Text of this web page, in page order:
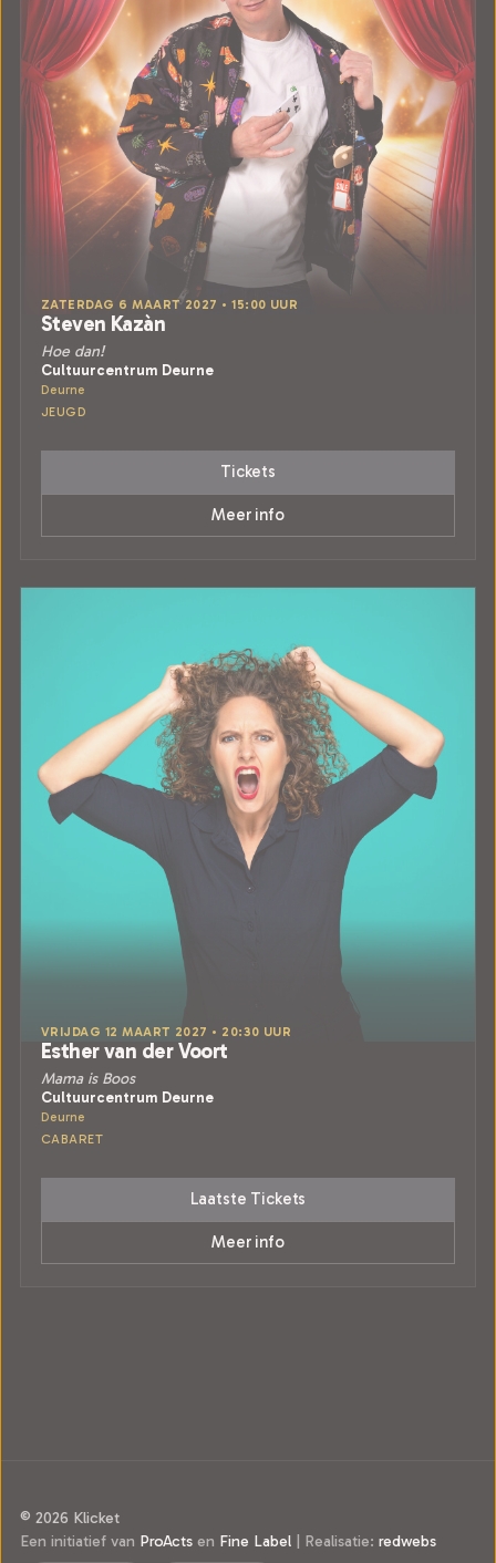
ZATERDAG 6 MAART 2027 • 15:00 UUR
Steven Kazàn
Hoe dan!
Cultuurcentrum Deurne
Deurne
JEUGD
Tickets
Meer info
VRIJDAG 12 MAART 2027 • 20:30 UUR
Esther van der Voort
Mama is Boos
Cultuurcentrum Deurne
Deurne
CABARET
Laatste Tickets
Meer info
© 2026 Klicket
Een initiatief van ProActs en Fine Label | Realisatie: redwebs